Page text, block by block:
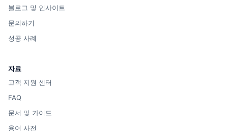
블로그 및 인사이트
문의하기
성공 사례
자료
고객 지원 센터
FAQ
문서 및 가이드
용어 사전